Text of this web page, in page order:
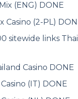
(ENG) DONE
Casino (2-PL)
sitewide links
Casino DONE
(IT) DONE